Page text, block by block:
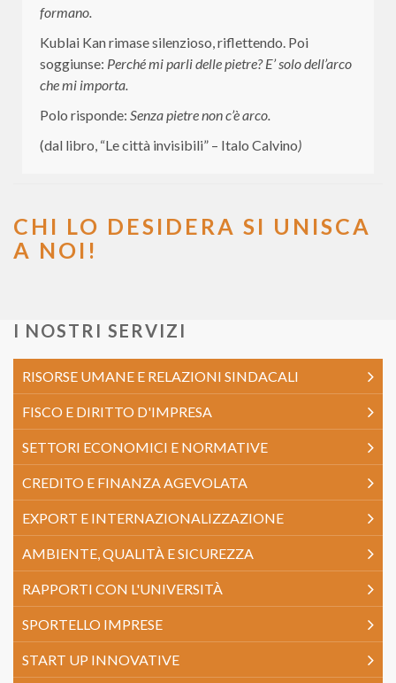
formano.
Kublai Kan rimase silenzioso, riflettendo. Poi
soggiunse: Perché mi parli delle pietre? E’ solo dell’arco
che mi importa.
Polo risponde: Senza pietre non c’è arco.
(dal libro, “Le città invisibili” – Italo Calvino)
CHI LO DESIDERA SI UNISCA
A NOI!
I NOSTRI SERVIZI
RISORSE UMANE E RELAZIONI SINDACALI
FISCO E DIRITTO D'IMPRESA
SETTORI ECONOMICI E NORMATIVE
CREDITO E FINANZA AGEVOLATA
EXPORT E INTERNAZIONALIZZAZIONE
AMBIENTE, QUALITÀ E SICUREZZA
RAPPORTI CON L'UNIVERSITÀ
SPORTELLO IMPRESE
START UP INNOVATIVE